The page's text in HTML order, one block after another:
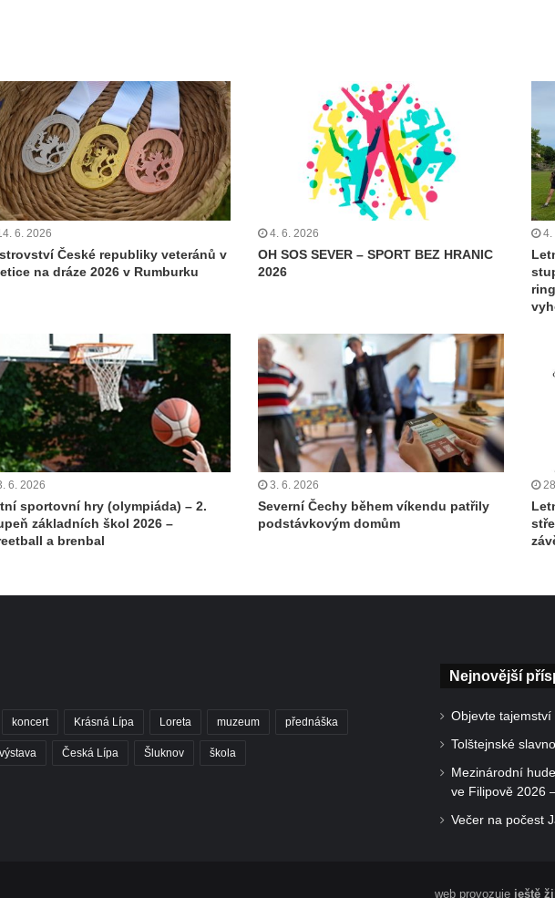
6. 2026
České republiky veteránů v
na dráze 2026 v Rumburku
4. 6. 2026
OH SOS SEVER – SPORT BEZ HRANIC
2026
4.
6. 2026
sportovní hry (olympiáda) – 2.
základních škol 2026 –
a brenbal
3. 6. 2026
Severní Čechy během víkendu patřily
podstávkovým domům
koncert Krásná Lípa Loreta muzeum přednáška
výstava Česká Lípa Šluknov škola
Nejnovější
Objevte
Tolštejnské
Mezinárodní
ve Filipově 2026
Večer na počest
web provozuje ještě